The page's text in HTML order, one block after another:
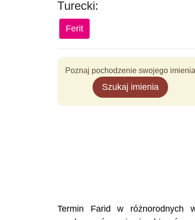
Turecki:
Ferit
Poznaj pochodzenie swojego imienia
Szukaj imienia
Termin Farid w różnorodnych